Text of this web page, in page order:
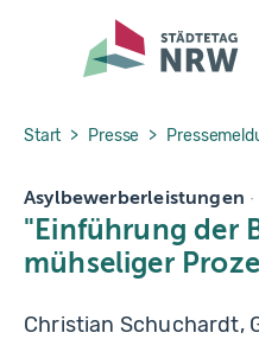
Skip to main navigation
Skip to main content
Skip to page footer
You are here:
Start Presse
Asylbewerberleistungen
"Einführung der
mühseliger
Christian Schuchardt,